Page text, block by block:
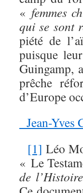
« femmes
qui se sont
piété de
puisque
Guingamp,
prêche
d’Europe
Jean-Yves
[1] Léo
« Le
de